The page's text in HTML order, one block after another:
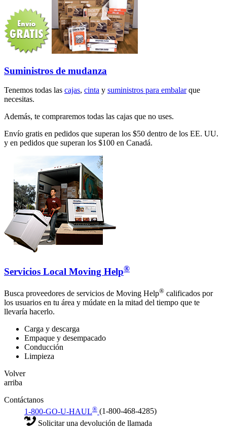
Suministros de mudanza
Tenemos todas las cajas, cinta y suministros para embalarque
necesitas.
Además, te compraremos todas las cajas que no uses.
Envío gratis en pedidos que superan los $50 dentro de los EE. UU.
y en pedidos que superan los $100 en Canadá.
Servicios Local Moving Help®
Busca proveedores de servicios de Moving Help® calificados por
los usuarios en tu área y múdate en la mitad del tiempo que te
llevaría hacerlo.
Carga y descarga
Empaque y desempacado
Conducción
Limpieza
Volver
arriba
Contáctanos
1-800-GO-U-HAUL® (1-800-468-4285)
Solicitar una devolución de llamada